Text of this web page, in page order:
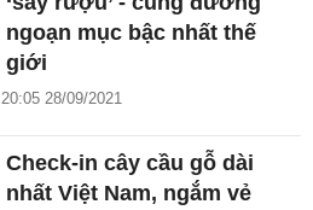
ngoạn mục bậc nhất thế
giới
20:05 28/09/2021
Check-in cây cầu gỗ dài
nhất Việt Nam, ngắm vẻ